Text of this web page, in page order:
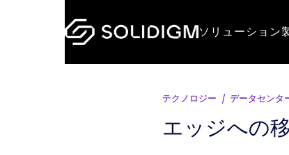
ソリューション
テクノロジー データセンタ
エッジへの